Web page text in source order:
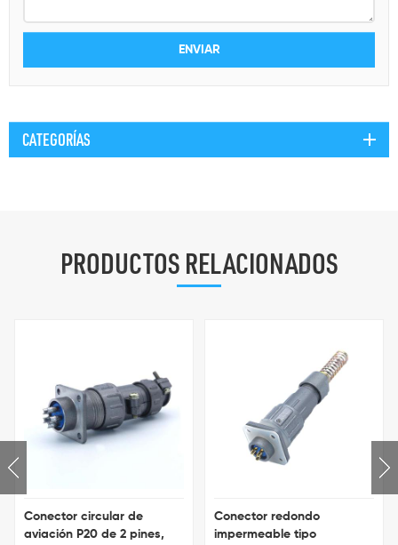
CATEGORÍAS
PRODUCTOS RELACIONADOS
Conector circular de
aviación P20 de 2 pines,
Conector redondo
impermeable tipo